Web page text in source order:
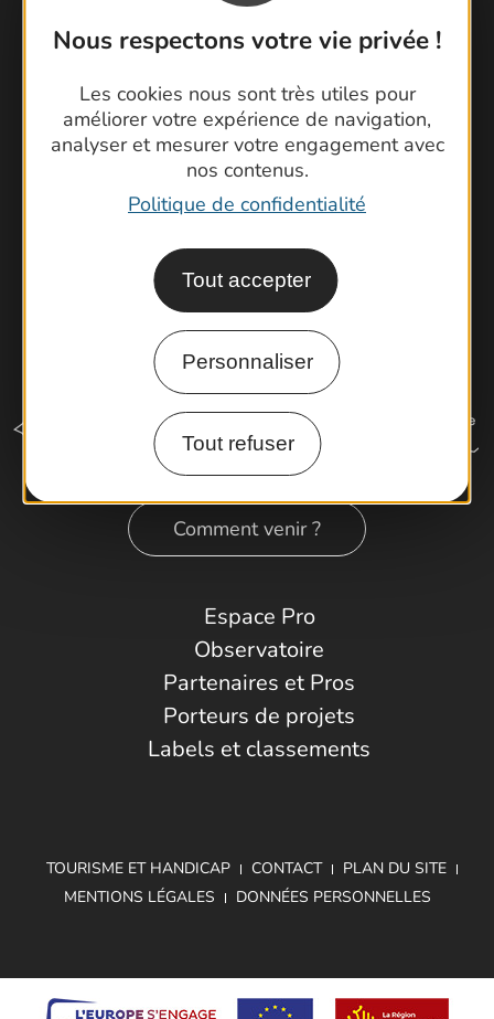
Nous respectons votre vie privée !
Les cookies nous sont très utiles pour
améliorer votre expérience de navigation,
analyser et mesurer votre engagement avec
nos contenus.
Politique de confidentialité
Tout accepter
Personnaliser
Tout refuser
Contactez-nous !
Brochures
Cartoguides et Topoguides
Latitude Gard
Comment venir ?
Espace Pro
Observatoire
Partenaires et Pros
Porteurs de projets
Labels et classements
TOURISME ET HANDICAP CONTACT
PLAN DU SITE
MENTIONS LÉGALES
DONNÉES PERSONNELLES